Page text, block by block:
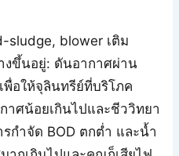
sludge, blower เติม
งขึ้นอยู่: ดันอากาศผ่าน
พื่อให้จุลินทรีย์ที่บริโภค
าศน้อยเกินไปและชีววิทยา
กำจัด BOD ตกต่ำ และน้ำ